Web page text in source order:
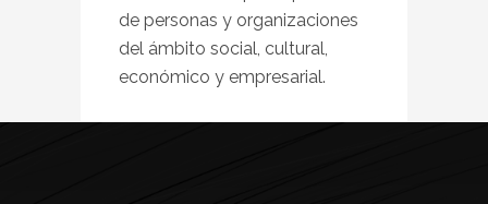
de personas y organizaciones
del ámbito social, cultural,
económico y empresarial.